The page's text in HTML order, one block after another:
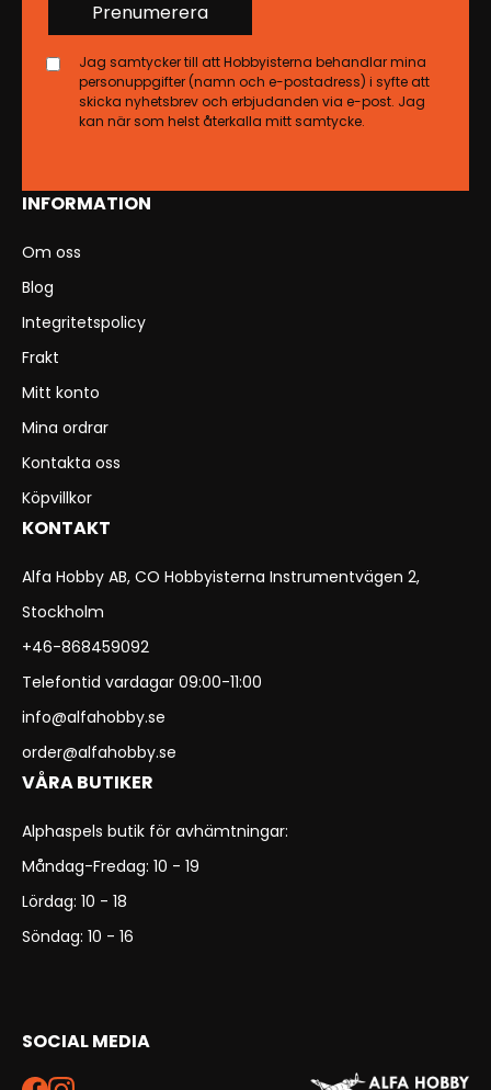
INFORMATION
Om oss
Blog
Integritetspolicy
Frakt
Mitt konto
Mina ordrar
Kontakta oss
Köpvillkor
KONTAKT
Alfa Hobby AB, CO Hobbyisterna Instrumentvägen 2,
Stockholm
+46-868459092
Telefontid vardagar 09:00-11:00
info@alfahobby.se
order@alfahobby.se
VÅRA BUTIKER
Alphaspels butik för avhämtningar:
Måndag-Fredag: 10 - 19
Lördag: 10 - 18
Söndag: 10 - 16
SOCIAL MEDIA
Prenumerera
Jag samtycker till att Hobbyisterna behandlar mina
personuppgifter (namn och e-postadress) i syfte att
skicka nyhetsbrev och erbjudanden via e-post. Jag
kan när som helst återkalla mitt samtycke.